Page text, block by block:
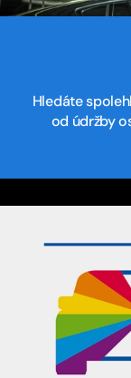
Hledáte
od údržby